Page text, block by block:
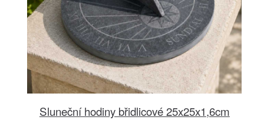
Sluneční hodiny břidlicové 25x25x1,6cm